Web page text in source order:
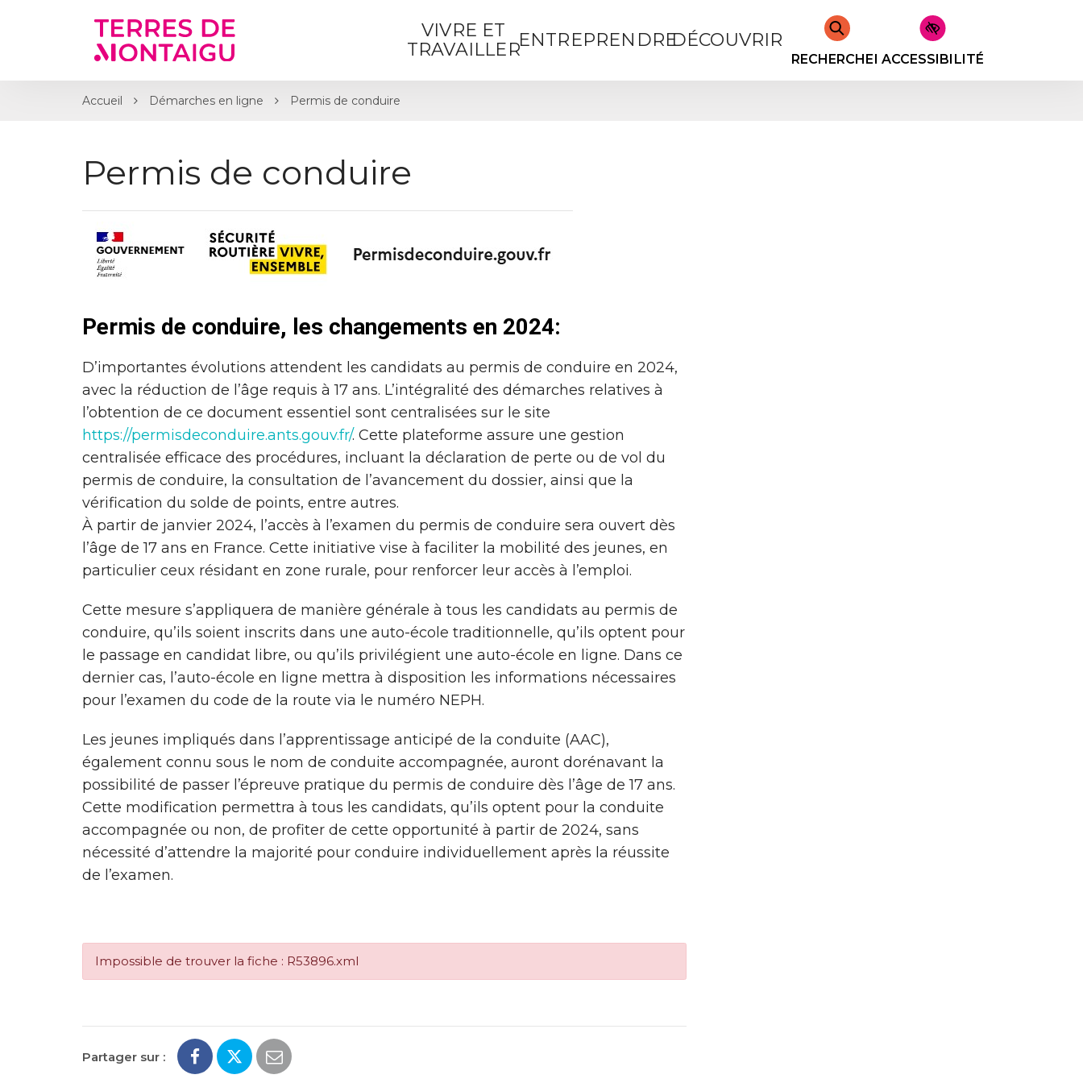
VIVRE ET
TRAVAILLERENTREPRENDREDÉCOUVRIR
RECHERCHERACCESSIBILITÉ
Accueil Démarches en ligne Permis de conduire
Permis de conduire
Permis de conduire, les changements en 2024:
D’importantes évolutions attendent les candidats au permis de conduire en 2024,
avec la réduction de l’âge requis à 17 ans. L’intégralité des démarches relatives à
l’obtention de ce document essentiel sont centralisées sur le site
https://permisdeconduire.ants.gouv.fr/. Cette plateforme assure une gestion
centralisée efficace des procédures, incluant la déclaration de perte ou de vol du
permis de conduire, la consultation de l’avancement du dossier, ainsi que la
vérification du solde de points, entre autres.
À partir de janvier 2024, l’accès à l’examen du permis de conduire sera ouvert dès
l’âge de 17 ans en France. Cette initiative vise à faciliter la mobilité des jeunes, en
particulier ceux résidant en zone rurale, pour renforcer leur accès à l’emploi.
Cette mesure s’appliquera de manière générale à tous les candidats au permis de
conduire, qu’ils soient inscrits dans une auto-école traditionnelle, qu’ils optent pour
le passage en candidat libre, ou qu’ils privilégient une auto-école en ligne. Dans ce
dernier cas, l’auto-école en ligne mettra à disposition les informations nécessaires
pour l’examen du code de la route via le numéro NEPH.
Les jeunes impliqués dans l’apprentissage anticipé de la conduite (AAC),
également connu sous le nom de conduite accompagnée, auront dorénavant la
possibilité de passer l’épreuve pratique du permis de conduire dès l’âge de 17 ans.
Cette modification permettra à tous les candidats, qu’ils optent pour la conduite
accompagnée ou non, de profiter de cette opportunité à partir de 2024, sans
nécessité d’attendre la majorité pour conduire individuellement après la réussite
de l’examen.
Impossible de trouver la fiche : R53896.xml
Partager sur :